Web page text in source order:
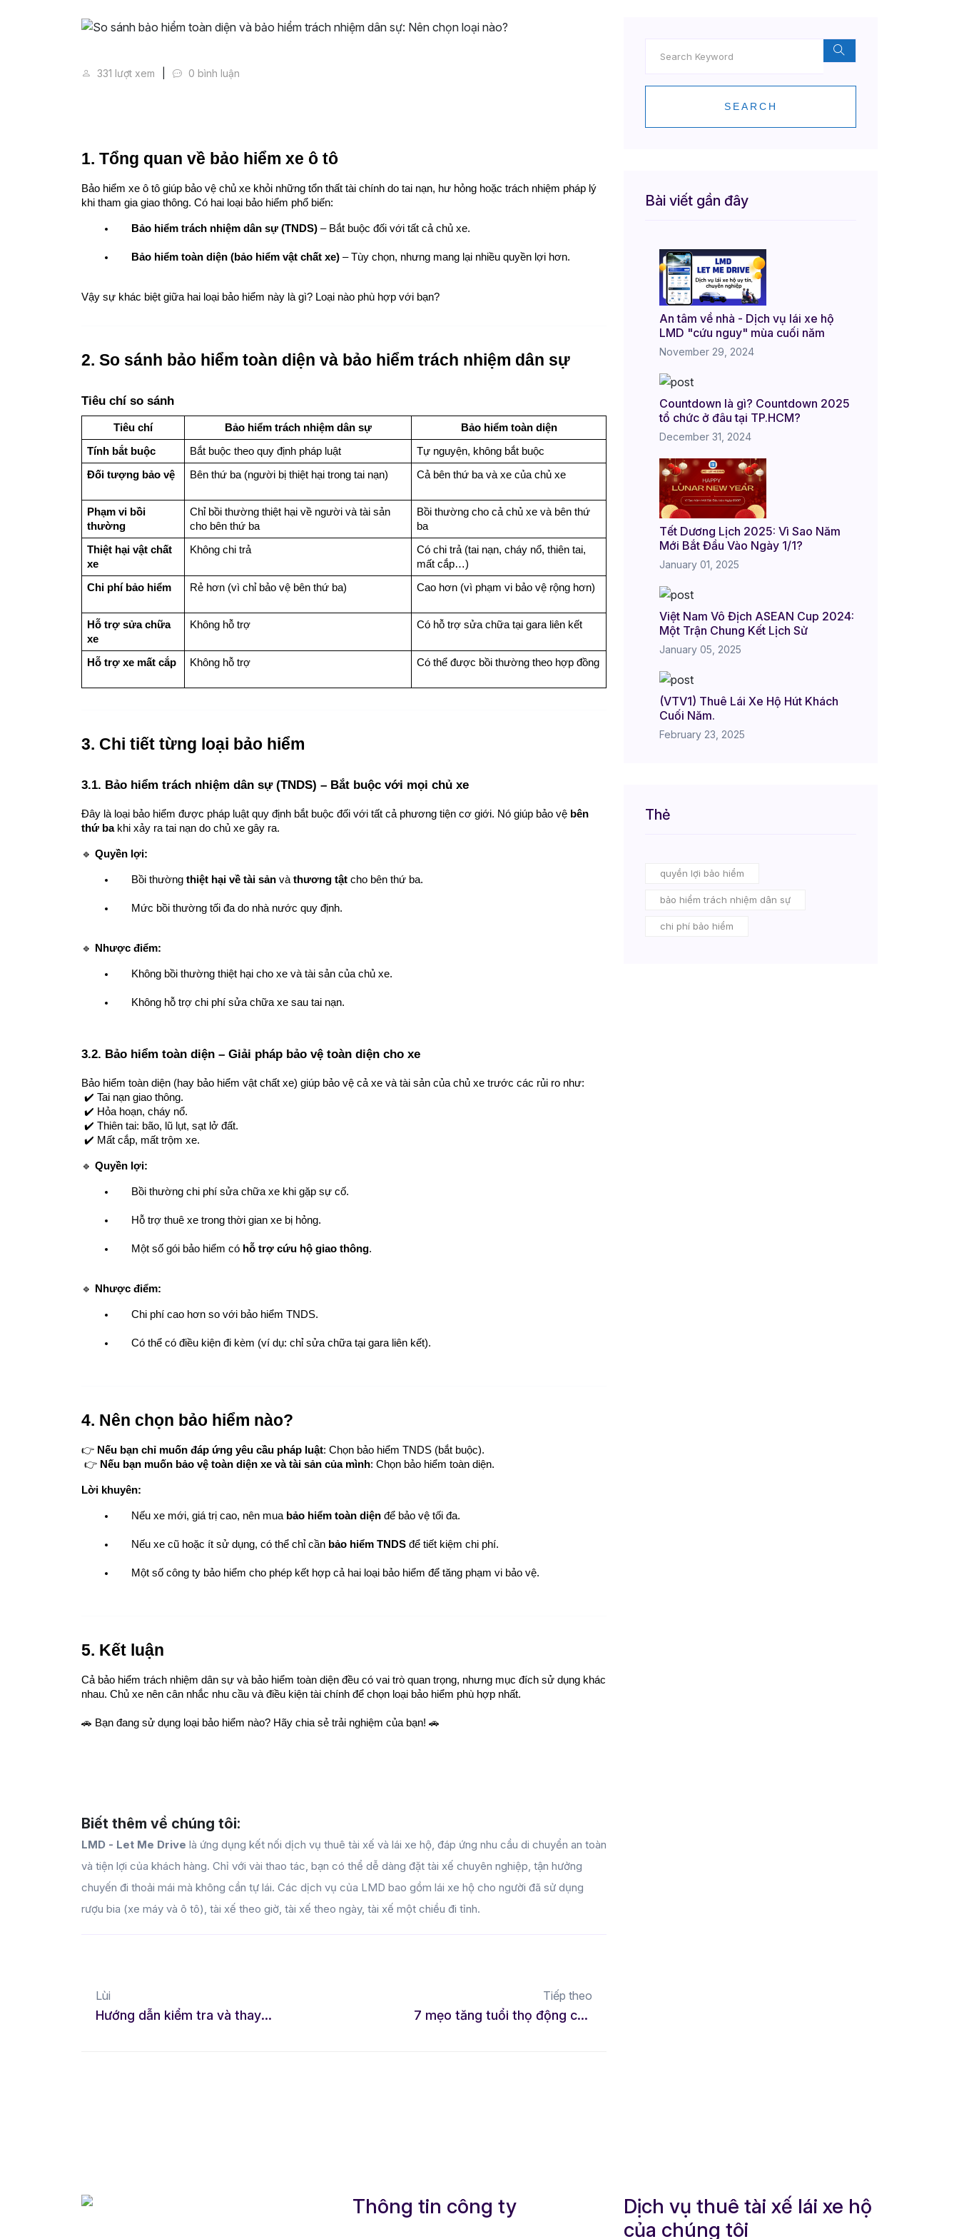
So sánh bảo hiểm toàn diện và bảo hiểm trách nhiệm dân sự: Nên chọn loại nào?
331 lượt xem 0 bình luận
1. Tổng quan về bảo hiểm xe ô tô
Bảo hiểm xe ô tô giúp bảo vệ chủ xe khỏi những tổn thất tài chính do tai nạn, hư hỏng hoặc trách nhiệm pháp lý
khi tham gia giao thông. Có hai loại bảo hiểm phổ biến:
Bảo hiểm trách nhiệm dân sự (TNDS) – Bắt buộc đối với tất cả chủ xe.
Bảo hiểm toàn diện (bảo hiểm vật chất xe) – Tùy chọn, nhưng mang lại nhiều quyền lợi hơn.
Vậy sự khác biệt giữa hai loại bảo hiểm này là gì? Loại nào phù hợp với bạn?
2. So sánh bảo hiểm toàn diện và bảo hiểm trách nhiệm dân sự
Tiêu chí so sánh
Tiêu chí Bảo hiểm trách nhiệm dân sự Bảo hiểm toàn diện
Tính bắt buộc Bắt buộc theo quy định pháp luật Tự nguyện, không bắt buộc
Đối tượng bảo vệ Bên thứ ba (người bị thiệt hại trong tai nạn) Cả bên thứ ba và xe của chủ xe
Phạm vi bồi
thường
Chỉ bồi thường thiệt hại về người và tài sản
cho bên thứ ba
Bồi thường cho cả chủ xe và bên thứ
ba
Thiệt hại vật chất
xe
Không chi trả
Có chi trả (tai nạn, cháy nổ, thiên tai,
mất cắp…)
Chi phí bảo hiểm Rẻ hơn (vì chỉ bảo vệ bên thứ ba) Cao hơn (vì phạm vi bảo vệ rộng hơn)
Hỗ trợ sửa chữa
xe
Không hỗ trợ Có hỗ trợ sửa chữa tại gara liên kết
Hỗ trợ xe mất cắp Không hỗ trợ Có thể được bồi thường theo hợp đồng
3. Chi tiết từng loại bảo hiểm
3.1. Bảo hiểm trách nhiệm dân sự (TNDS) – Bắt buộc với mọi chủ xe
Đây là loại bảo hiểm được pháp luật quy định bắt buộc đối với tất cả phương tiện cơ giới. Nó giúp bảo vệ bên
thứ ba khi xảy ra tai nạn do chủ xe gây ra.
🔹 Quyền lợi:
Bồi thường thiệt hại về tài sản và thương tật cho bên thứ ba.
Mức bồi thường tối đa do nhà nước quy định.
🔹 Nhược điểm:
Không bồi thường thiệt hại cho xe và tài sản của chủ xe.
Không hỗ trợ chi phí sửa chữa xe sau tai nạn.
3.2. Bảo hiểm toàn diện – Giải pháp bảo vệ toàn diện cho xe
Bảo hiểm toàn diện (hay bảo hiểm vật chất xe) giúp bảo vệ cả xe và tài sản của chủ xe trước các rủi ro như:
✔️ Tai nạn giao thông.
✔️ Hỏa hoạn, cháy nổ.
✔️ Thiên tai: bão, lũ lụt, sạt lở đất.
✔️ Mất cắp, mất trộm xe.
🔹 Quyền lợi:
Bồi thường chi phí sửa chữa xe khi gặp sự cố.
Hỗ trợ thuê xe trong thời gian xe bị hỏng.
Một số gói bảo hiểm có hỗ trợ cứu hộ giao thông.
🔹 Nhược điểm:
Chi phí cao hơn so với bảo hiểm TNDS.
Có thể có điều kiện đi kèm (ví dụ: chỉ sửa chữa tại gara liên kết).
4. Nên chọn bảo hiểm nào?
👉 Nếu bạn chỉ muốn đáp ứng yêu cầu pháp luật: Chọn bảo hiểm TNDS (bắt buộc).
👉 Nếu bạn muốn bảo vệ toàn diện xe và tài sản của mình: Chọn bảo hiểm toàn diện.
Lời khuyên:
Nếu xe mới, giá trị cao, nên mua bảo hiểm toàn diện để bảo vệ tối đa.
Nếu xe cũ hoặc ít sử dụng, có thể chỉ cần bảo hiểm TNDS để tiết kiệm chi phí.
Một số công ty bảo hiểm cho phép kết hợp cả hai loại bảo hiểm để tăng phạm vi bảo vệ.
5. Kết luận
Cả bảo hiểm trách nhiệm dân sự và bảo hiểm toàn diện đều có vai trò quan trọng, nhưng mục đích sử dụng khác
nhau. Chủ xe nên cân nhắc nhu cầu và điều kiện tài chính để chọn loại bảo hiểm phù hợp nhất.
🚗 Bạn đang sử dụng loại bảo hiểm nào? Hãy chia sẻ trải nghiệm của bạn! 🚗
Biết thêm về chúng tôi:
LMD - Let Me Drive là ứng dụng kết nối dịch vụ thuê tài xế và lái xe hộ, đáp ứng nhu cầu di chuyển an toàn
và tiện lợi của khách hàng. Chỉ với vài thao tác, bạn có thể dễ dàng đặt tài xế chuyên nghiệp, tận hưởng
chuyến đi thoải mái mà không cần tự lái. Các dịch vụ của LMD bao gồm lái xe hộ cho người đã sử dụng
rượu bia (xe máy và ô tô), tài xế theo giờ, tài xế theo ngày, tài xế một chiều đi tỉnh.
Lùi
Hướng dẫn kiểm tra và thay dây đai động cơ đúng cách
Tiếp theo
7 mẹo tăng tuổi thọ động cơ xe hơi hiệu quả nhất
SEARCH
Bài viết gần đây
An tâm về nhà - Dịch vụ lái xe hộ
LMD "cứu nguy" mùa cuối năm
November 29, 2024
Countdown là gì? Countdown 2025
tổ chức ở đâu tại TP.HCM?
December 31, 2024
Tết Dương Lịch 2025: Vì Sao Năm
Mới Bắt Đầu Vào Ngày 1/1?
January 01, 2025
Việt Nam Vô Địch ASEAN Cup 2024:
Một Trận Chung Kết Lịch Sử
January 05, 2025
(VTV1) Thuê Lái Xe Hộ Hút Khách
Cuối Năm.
February 23, 2025
Thẻ
quyền lợi bảo hiểm
bảo hiểm trách nhiệm dân sự
chi phí bảo hiểm
Thông tin công ty
Dịch vụ thuê tài xế lái xe hộ
của chúng tôi